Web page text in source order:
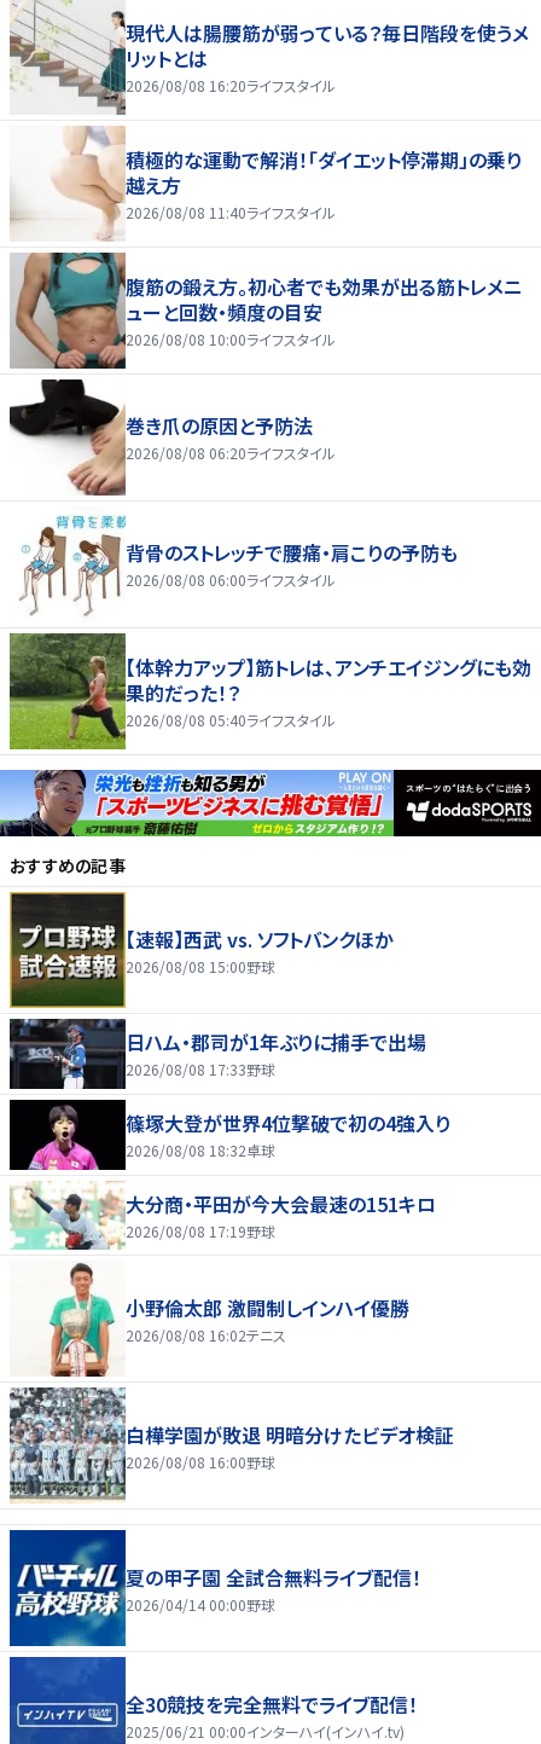
現代人は腸腰筋が弱っている？毎日階段を使うメ
リットとは
2026/08/08 16:20ライフスタイル
積極的な運動で解消！「ダイエット停滞期」の乗り
越え方
2026/08/08 11:40ライフスタイル
腹筋の鍛え方。初心者でも効果が出る筋トレメニ
ューと回数・頻度の目安
2026/08/08 10:00ライフスタイル
巻き爪の原因と予防法
2026/08/08 06:20ライフスタイル
背骨のストレッチで腰痛・肩こりの予防も
2026/08/08 06:00ライフスタイル
【体幹力アップ】筋トレは、アンチエイジングにも効
果的だった！？
2026/08/08 05:40ライフスタイル
おすすめの記事
【速報】西武 vs. ソフトバンクほか
2026/08/08 15:00野球
日ハム・郡司が1年ぶりに捕手で出場
2026/08/08 17:33野球
篠塚大登が世界4位撃破で初の4強入り
2026/08/08 18:32卓球
大分商・平田が今大会最速の151キロ
2026/08/08 17:19野球
小野倫太郎 激闘制しインハイ優勝
2026/08/08 16:02テニス
白樺学園が敗退 明暗分けたビデオ検証
2026/08/08 16:00野球
夏の甲子園 全試合無料ライブ配信！
2026/04/14 00:00野球
全30競技を完全無料でライブ配信！
2025/06/21 00:00インターハイ(インハイ.tv)